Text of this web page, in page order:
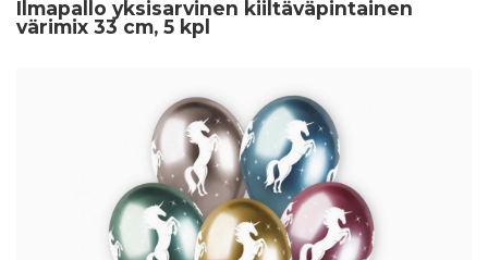
Ilmapallo yksisarvinen kiiltäväpintainen
värimix 33 cm, 5 kpl